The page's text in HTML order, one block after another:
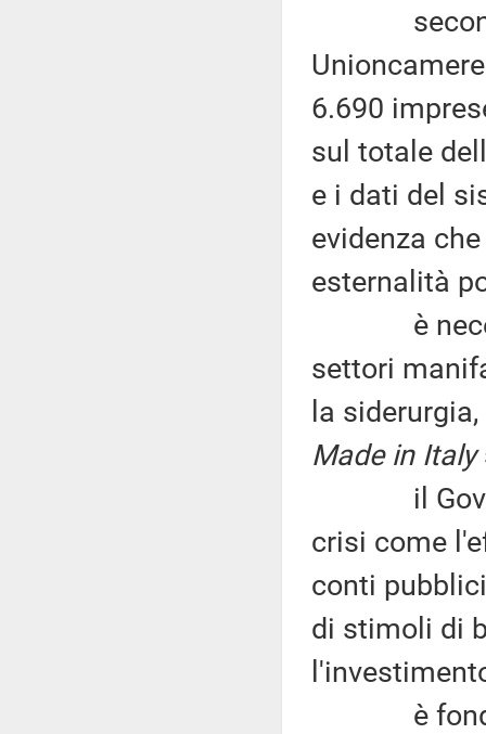
secondo
6.690
sul totale
e i dati del
evidenza
esternalità
è
settori
la
Made in Italy
il
crisi come
conti
di stimoli di
è